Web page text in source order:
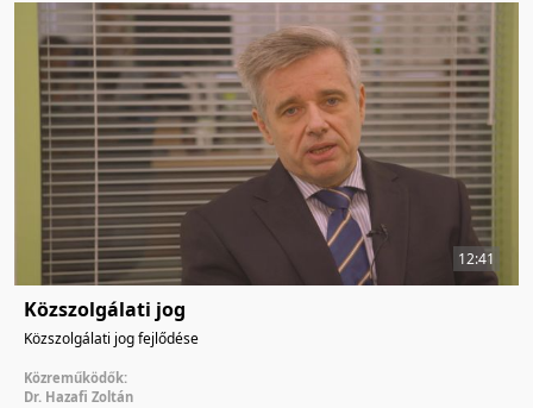
12:41
Közszolgálati jog
Közszolgálati jog fejlődése
Közreműködők:
Dr. Hazafi Zoltán